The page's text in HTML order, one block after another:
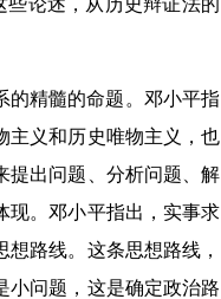
论述，从历史辩证法的
精髓的命题。邓小平指
主义和历史唯物主义，也
提出问题、分析问题、解
现。邓小平指出，实事求
路线。这条思想路线，
小问题，这是确定政治路